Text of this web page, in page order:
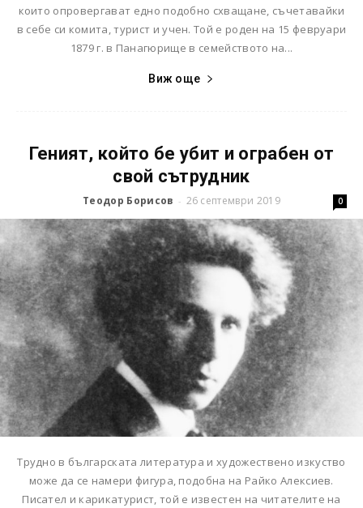
които опровергават едно подобно схващане, съчетавайки
в себе си комита, турист и учен. Той е роден на 15 февруари
1879 г. в Панагюрище в семейството на...
Виж още
Геният, който бе убит и ограбен от
свой сътрудник
Теодор Борисов - 26 септември 2019 0
Трудно в българската литература и художествено изкуство
може да се намери фигура, подобна на Райко Алексиев.
Писател и карикатурист, той е известен на читателите на